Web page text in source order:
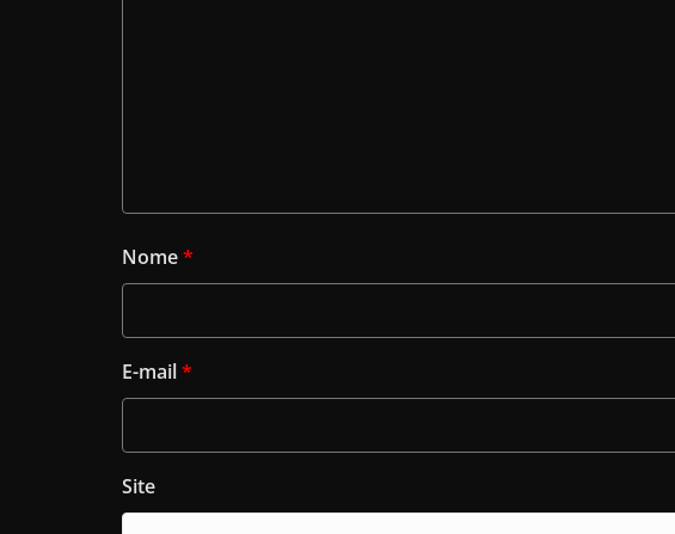
Nome*
E-mail*
Site